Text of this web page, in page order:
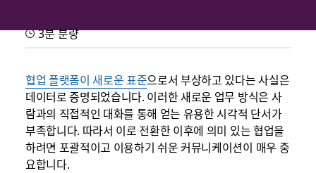
Slack에서 접근성을 높이는 방법
Slack에서의 작업을 더욱 포괄적이고 접근 가능하게 하는 간단한 방
법과 모범 사례 확인
3분 분량
협업 플랫폼이 새로운 표준으로서 부상하고 있다는 사실은
데이터로 증명되었습니다. 이러한 새로운 업무 방식은 사
람과의 직접적인 대화를 통해 얻는 유용한 시각적 단서가
부족합니다. 따라서 이로 전환한 이후에 의미 있는 협업을
하려면 포괄적이고 이용하기 쉬운 커뮤니케이션이 매우 중
요합니다.